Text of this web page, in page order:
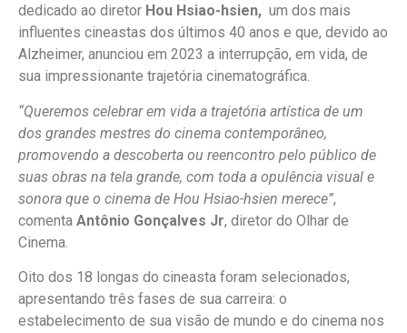
dedicado ao diretor Hou Hsiao-hsien, um dos mais
influentes cineastas dos últimos 40 anos e que, devido ao
Alzheimer, anunciou em 2023 a interrupção, em vida, de
sua impressionante trajetória cinematográfica.
“Queremos celebrar em vida a trajetória artística de um
dos grandes mestres do cinema contemporâneo,
promovendo a descoberta ou reencontro pelo público de
suas obras na tela grande, com toda a opulência visual e
sonora que o cinema de Hou Hsiao-hsien merece”,
comenta Antônio Gonçalves Jr, diretor do Olhar de
Cinema.
Oito dos 18 longas do cineasta foram selecionados,
apresentando três fases de sua carreira: o
estabelecimento de sua visão de mundo e do cinema nos